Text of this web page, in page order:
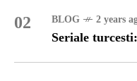
02 BLOG 2 years
Seriale